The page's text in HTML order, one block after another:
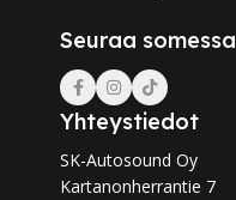
Seuraa somessa
Yhteystiedot
SK-Autosound Oy
Kartanonherrantie 7